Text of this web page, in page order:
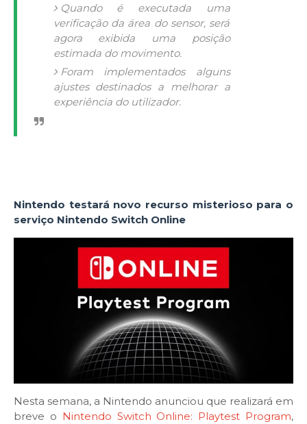
Quando é executada uma
verificação da área do sensor, será
agora exibida uma posição
estimada do movimento.
Foram implementados alguns
ajustes destinados a melhorar a
experiência do utilizador.
Nintendo testará novo recurso misterioso para o
serviço Nintendo Switch Online
Nesta semana, a Nintendo anunciou que realizará em
breve o Nintendo Switch Online: Playtest Program,